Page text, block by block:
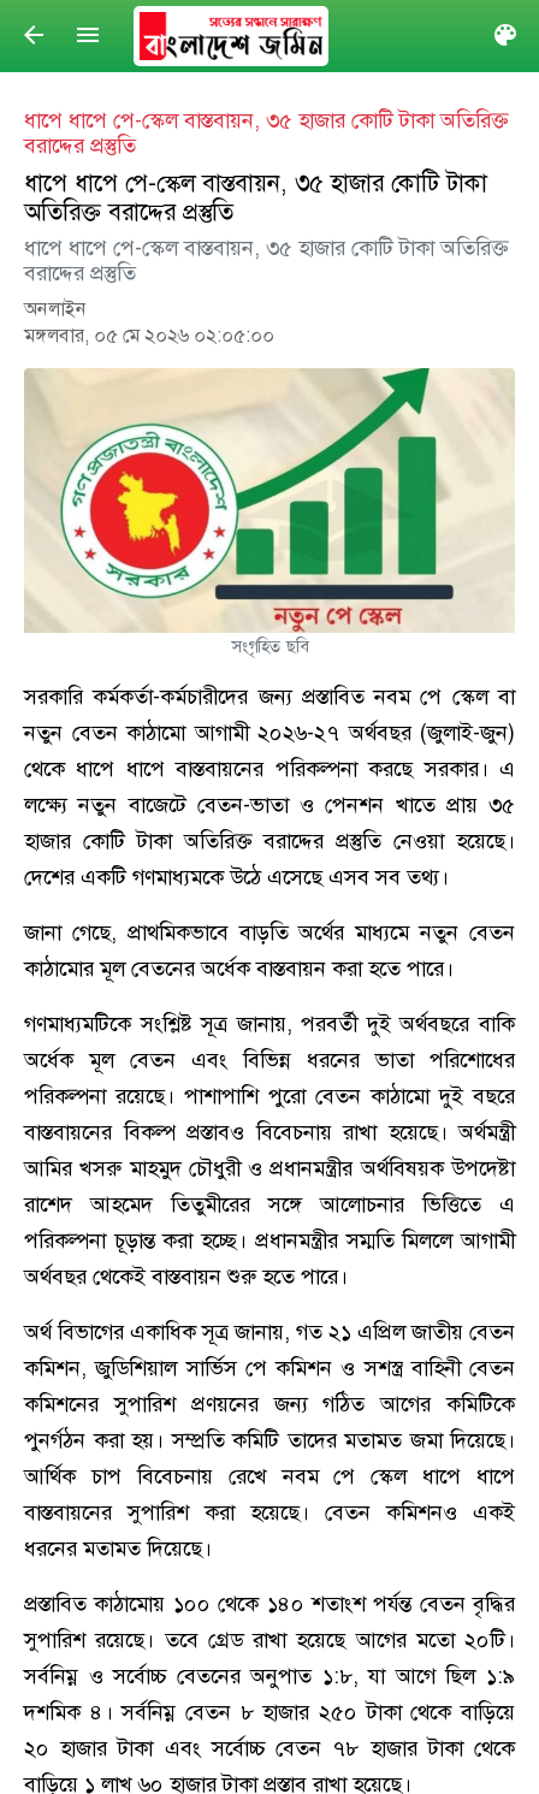
arrow_back menu
ধাপে ধাপে পে-স্কেল বাস্তবায়ন, ৩৫ হাজার কোটি টাকা অতিরিক্ত
বরাদ্দের প্রস্তুতি
ধাপে ধাপে পে-স্কেল বাস্তবায়ন, ৩৫ হাজার কোটি টাকা
অতিরিক্ত বরাদ্দের প্রস্তুতি
ধাপে ধাপে পে-স্কেল বাস্তবায়ন, ৩৫ হাজার কোটি টাকা অতিরিক্ত
বরাদ্দের প্রস্তুতি
অনলাইন
মঙ্গলবার, ০৫ মে ২০২৬ ০২:০৫:০০
সংগৃহিত ছবি
সরকারি কর্মকর্তা-কর্মচারীদের জন্য প্রস্তাবিত নবম পে স্কেল বা
নতুন বেতন কাঠামো আগামী ২০২৬-২৭ অর্থবছর (জুলাই-জুন)
থেকে ধাপে ধাপে বাস্তবায়নের পরিকল্পনা করছে সরকার। এ
লক্ষ্যে নতুন বাজেটে বেতন-ভাতা ও পেনশন খাতে প্রায় ৩৫
হাজার কোটি টাকা অতিরিক্ত বরাদ্দের প্রস্তুতি নেওয়া হয়েছে।
দেশের একটি গণমাধ্যমকে উঠে এসেছে এসব সব তথ্য।
জানা গেছে, প্রাথমিকভাবে বাড়তি অর্থের মাধ্যমে নতুন বেতন
কাঠামোর মূল বেতনের অর্ধেক বাস্তবায়ন করা হতে পারে।
গণমাধ্যমটিকে সংশ্লিষ্ট সূত্র জানায়, পরবর্তী দুই অর্থবছরে বাকি
অর্ধেক মূল বেতন এবং বিভিন্ন ধরনের ভাতা পরিশোধের
পরিকল্পনা রয়েছে। পাশাপাশি পুরো বেতন কাঠামো দুই বছরে
বাস্তবায়নের বিকল্প প্রস্তাবও বিবেচনায় রাখা হয়েছে। অর্থমন্ত্রী
আমির খসরু মাহমুদ চৌধুরী ও প্রধানমন্ত্রীর অর্থবিষয়ক উপদেষ্টা
রাশেদ আহমেদ তিতুমীরের সঙ্গে আলোচনার ভিত্তিতে এ
পরিকল্পনা চূড়ান্ত করা হচ্ছে। প্রধানমন্ত্রীর সম্মতি মিললে আগামী
অর্থবছর থেকেই বাস্তবায়ন শুরু হতে পারে।
অর্থ বিভাগের একাধিক সূত্র জানায়, গত ২১ এপ্রিল জাতীয় বেতন
কমিশন, জুডিশিয়াল সার্ভিস পে কমিশন ও সশস্ত্র বাহিনী বেতন
কমিশনের সুপারিশ প্রণয়নের জন্য গঠিত আগের কমিটিকে
পুনর্গঠন করা হয়। সম্প্রতি কমিটি তাদের মতামত জমা দিয়েছে।
আর্থিক চাপ বিবেচনায় রেখে নবম পে স্কেল ধাপে ধাপে
বাস্তবায়নের সুপারিশ করা হয়েছে। বেতন কমিশনও একই
ধরনের মতামত দিয়েছে।
প্রস্তাবিত কাঠামোয় ১০০ থেকে ১৪০ শতাংশ পর্যন্ত বেতন বৃদ্ধির
সুপারিশ রয়েছে। তবে গ্রেড রাখা হয়েছে আগের মতো ২০টি।
সর্বনিম্ন ও সর্বোচ্চ বেতনের অনুপাত ১:৮, যা আগে ছিল ১:৯
দশমিক ৪। সর্বনিম্ন বেতন ৮ হাজার ২৫০ টাকা থেকে বাড়িয়ে
২০ হাজার টাকা এবং সর্বোচ্চ বেতন ৭৮ হাজার টাকা থেকে
বাড়িয়ে ১ লাখ ৬০ হাজার টাকা প্রস্তাব রাখা হয়েছে।